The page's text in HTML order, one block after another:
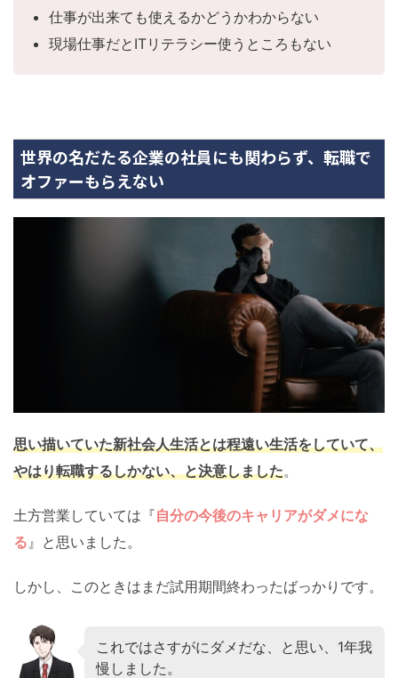
仕事が出来ても使えるかどうかわからない
現場仕事だとITリテラシー使うところもない
世界の名だたる企業の社員にも関わらず、転職で
オファーもらえない
思い描いていた新社会人生活とは程遠い生活をしていて、
やはり転職するしかない、と決意しました。
土方営業していては『自分の今後のキャリアがダメにな
る 』と思いました。
しかし、このときはまだ試用期間終わったばっかりです。
これではさすがにダメだな、と思い、1年我
慢しました。